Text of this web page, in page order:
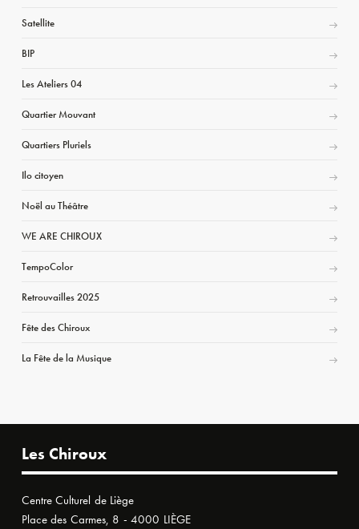
Satellite
BIP
Les Ateliers 04
Quartier Mouvant
Quartiers Pluriels
Ilo citoyen
Noël au Théâtre
WE ARE CHIROUX
TempoColor
Retrouvailles 2025
Fête des Chiroux
La Fête de la Musique
Les Chiroux
Centre Culturel de Liège
Place des Carmes, 8 - 4000 LIÈGE